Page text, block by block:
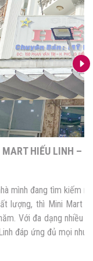
MẸ VÀ BÉ
chăm sóc bé an toàn
điểm mà bố mẹ nên
hợp lý nên Mini Mart
[…]